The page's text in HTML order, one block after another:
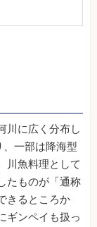
川に広く分布し
一部は降海型
川魚料理として
たものが「通称
きるところか
ギンペイも扱っ